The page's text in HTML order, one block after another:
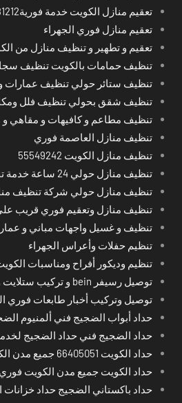
تعقيم منازل الكويت خدمة فورية65781212
تعقيم منازل فوري الجهراء
تعقيم و تطهير و تنظيف منازل من
تنظيف حمامات بالكويت تنظيف
تنظيف ستائر حولي تنظيف عمارات
تنظيف شقق بحولي تنظيف فلل
تنظيف مطاعم و كافيهات و مقاهي
تنظيف منازل العاصمة فوري
تنظيف منازل الكويت 55549242
تنظيف منازل حولي 24 ساعة خدمة تنظيف المساجد في حولي
تنظيف منازل حولي شركة تنظيف
تنظيف منازل وتعقيم فوري قريب
تنظيف و غسيل واجهات مباني و
تنظيم حفلات وأعراس الجهراء
تنظيم وديكور أفراح ومناسبات
توصيل رسيفر bein و تركيب ستلايت و رسيفرات في الكويت
توصيل وتركيب أخبار طابعات فوري
حداد أبواب الضجيج فني ألمنيوم
حداد الضجيج فني حداد الضجيج
حداد الكويت 66405051 جميع مدن الكويت
حداد الكويت جميع مدن الكويت فوري
حداد باكستاني الضجيج حداد